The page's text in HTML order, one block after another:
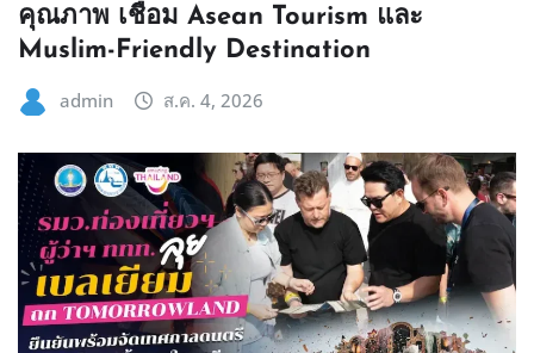
คุณภาพ เชื่อม Asean Tourism และ
Muslim-Friendly Destination
admin ส.ค. 4, 2026